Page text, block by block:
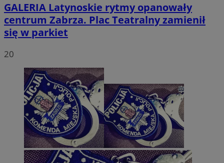
GALERIA Latynoskie rytmy opanowały
centrum Zabrza. Plac Teatralny zamienił
się w parkiet
20